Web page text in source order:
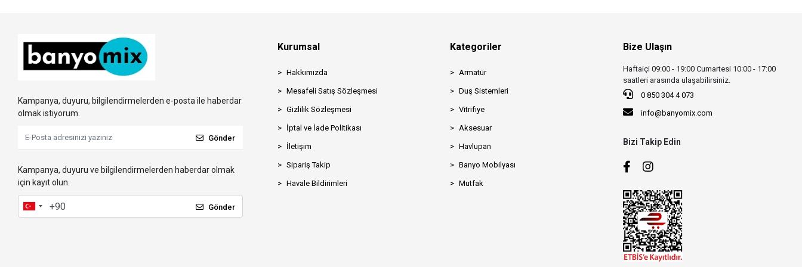
Kampanya, duyuru, bilgilendirmelerden e-posta ile haberdar
olmak istiyorum.
Gönder
Kampanya, duyuru ve bilgilendirmelerden haberdar olmak
için kayıt olun.
Gönder
Kurumsal
Hakkımızda
Mesafeli Satış Sözleşmesi
Gizlilik Sözleşmesi
İptal ve İade Politikası
İletişim
Sipariş Takip
Havale Bildirimleri
Kategoriler
Armatür
Duş Sistemleri
Vitrifiye
Aksesuar
Havlupan
Banyo Mobilyası
Mutfak
Bize Ulaşın
Haftaiçi 09:00 - 19:00 Cumartesi 10:00 - 17:00
saatleri arasında ulaşabilirsiniz.
0 850 304 4 073
info@banyomix.com
Bizi Takip Edin